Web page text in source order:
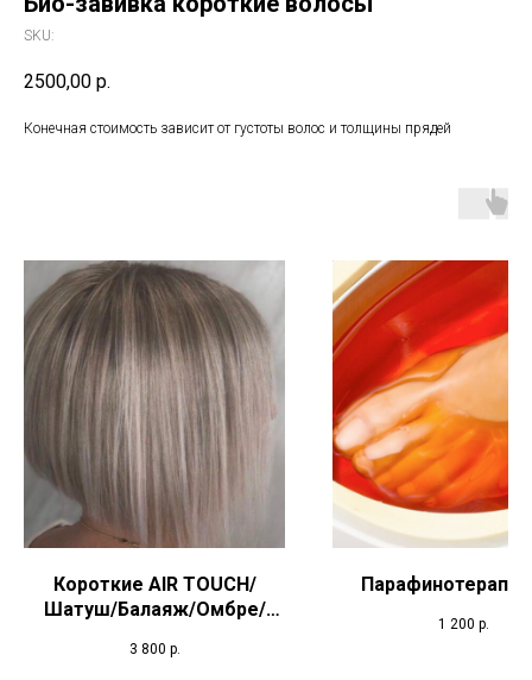
SKU:
2500,00 р.
Конечная стоимость зависит от густоты волос и толщины прядей
Короткие AIR TOUCH/
Шатуш/Балаяж/Омбре/
3 800 р.
1 200 р.